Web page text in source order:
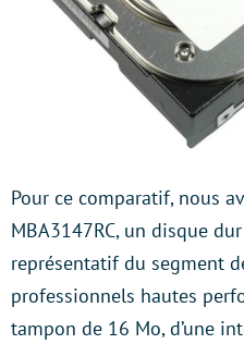
Pour ce comparatif, nous
MBA3147RC, un disque
représentatif du segment
professionnels hautes
tampon de 16 Mo, d’une